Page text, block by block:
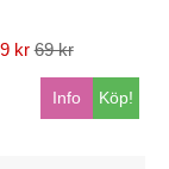
kr 69 kr
Köp!
Info